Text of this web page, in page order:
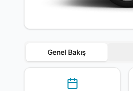
Genel Bakış